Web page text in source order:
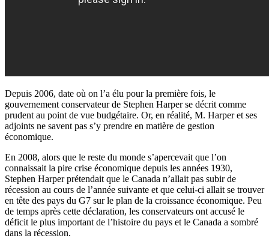
Depuis 2006, date où on l’a élu pour la première fois, le
gouvernement conservateurde Stephen Harper se décrit comme
prudent au point de vue budgétaire. Or, en réalité, M. Harper et ses
adjoints ne savent pas s’y prendre en matière de gestion
économique.
En 2008, alors que le reste du monde s’apercevait que l’on
connaissait la pire crise économique depuis les années 1930,
Stephen Harperprétendait que le Canada n’allait pas subirde
récession au cours de l’année suivante et que celui-ci allait se trouver
en tête des pays du G7 surle plan de la croissance économique. Peu
de temps après cette déclaration, les conservateurs ont accusé le
déficit le plus important de l’histoire du pays et le Canada a sombré
dans la récession.